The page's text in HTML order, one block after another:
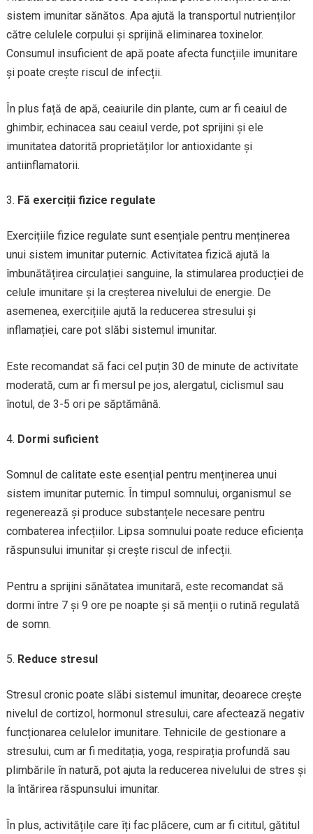
sistem imunitar sănătos. Apa ajută la transportul nutrienților
către celulele corpului și sprijină eliminarea toxinelor.
Consumul insuficient de apă poate afecta funcțiile imunitare
și poate crește riscul de infecții.
În plus față de apă, ceaiurile din plante, cum ar fi ceaiul de
ghimbir, echinacea sau ceaiul verde, pot sprijini și ele
imunitatea datorită proprietăților lor antioxidante și
antiinflamatorii.
Fă exerciții fizice regulate
Exercițiile fizice regulate sunt esențiale pentru menținerea
unui sistem imunitar puternic. Activitatea fizică ajută la
îmbunătățirea circulației sanguine, la stimularea producției de
celule imunitare și la creșterea nivelului de energie. De
asemenea, exercițiile ajută la reducerea stresului și
inflamației, care pot slăbi sistemul imunitar.
Este recomandat să faci cel puțin 30 de minute de activitate
moderată, cum ar fi mersul pe jos, alergatul, ciclismul sau
înotul, de 3-5 ori pe săptămână.
Dormi suficient
Somnul de calitate este esențial pentru menținerea unui
sistem imunitar puternic. În timpul somnului, organismul se
regenerează și produce substanțele necesare pentru
combaterea infecțiilor. Lipsa somnului poate reduce eficiența
răspunsului imunitar și crește riscul de infecții.
Pentru a sprijini sănătatea imunitară, este recomandat să
dormi între 7 și 9 ore pe noapte și să menții o rutină regulată
de somn.
Reduce stresul
Stresul cronic poate slăbi sistemul imunitar, deoarece crește
nivelul de cortizol, hormonul stresului, care afectează negativ
funcționarea celulelor imunitare. Tehnicile de gestionare a
stresului, cum ar fi meditația, yoga, respirația profundă sau
plimbările în natură, pot ajuta la reducerea nivelului de stres și
la întărirea răspunsului imunitar.
În plus, activitățile care îți fac plăcere, cum ar fi cititul, gătitul